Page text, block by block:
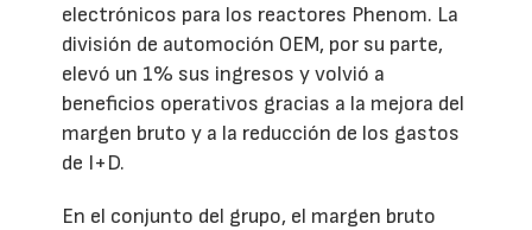
electrónicos para los reactores Phenom. La
división de automoción OEM, por su parte,
elevó un 1% sus ingresos y volvió a
beneficios operativos gracias a la mejora del
margen bruto y a la reducción de los gastos
de I+D.
En el conjunto del grupo, el margen bruto